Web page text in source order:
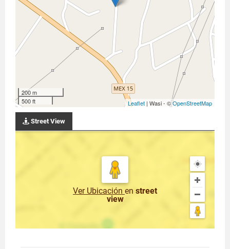
200 m
500 ft
Leaflet | Wasi - ©OpenStreetMap
Street View
Ver Ubicación en street
view